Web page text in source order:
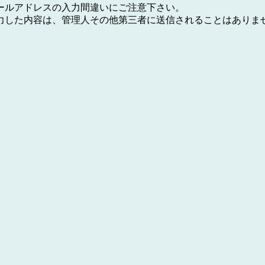
アドレスの入力間違いにご注意下さい。
た内容は、管理人その他第三者に送信されることはありま